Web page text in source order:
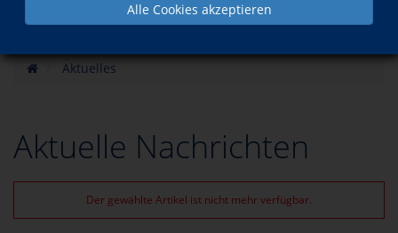
Alle Cookies akzeptieren
Aktuelles
Aktuelle Nachrichten
Der gewählte Artikel ist nicht mehr verfügbar.